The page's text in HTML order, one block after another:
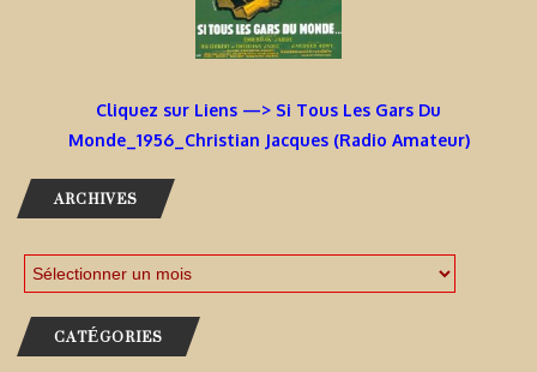
Cliquez sur Liens —> Si Tous Les Gars Du
Monde_1956_Christian Jacques (Radio Amateur)
ARCHIVES
CATÉGORIES